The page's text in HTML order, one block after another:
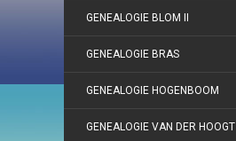
GENEALOGIE BLOM II
GENEALOGIE BRAS
GENEALOGIE HOGENBOOM
GENEALOGIE VAN DER HOOGT